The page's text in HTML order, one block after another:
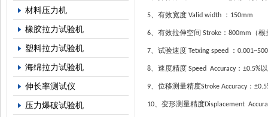
材料压力机
橡胶拉力试验机
塑料拉力试验机
海绵拉力试验机
伸长率测试仪
压力爆破试验机
5、有效宽度 Valid width ：
6、有效拉伸空间 Stroke ： 800mm （
7、试验速度 Tetxing speed ：
8、速度精度 Speed Accuracy： ±0.5%
9、位移测量精度Stroke Accuracy：
10、变形测量精度Displacement